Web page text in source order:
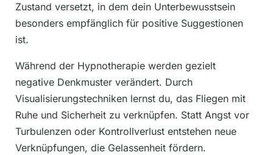
Zustand versetzt, in dem dein Unterbewusstsein
besonders empfänglich für positive Suggestionen
ist.
Während der Hypnotherapie werden gezielt
negative Denkmuster verändert. Durch
Visualisierungstechniken lernst du, das Fliegen mit
Ruhe und Sicherheit zu verknüpfen. Statt Angst vor
Turbulenzen oder Kontrollverlust entstehen neue
Verknüpfungen, die Gelassenheit fördern.